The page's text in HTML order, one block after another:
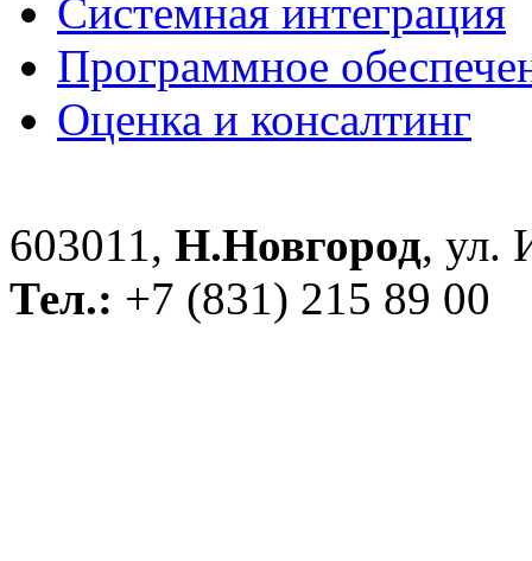
Системная интеграция
Программное
Оценка и консалтинг
603011, Н.Новгород, ул.
Тел.: +7 (831) 215 89 00